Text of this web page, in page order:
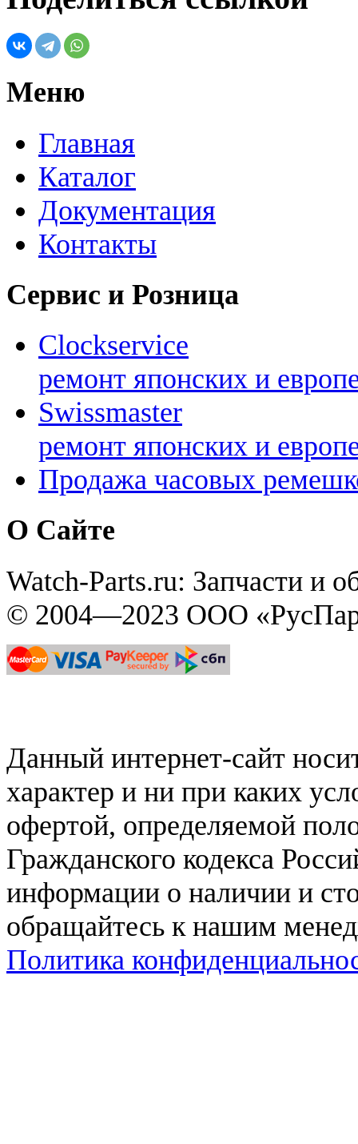
Меню
Главная
Каталог
Документация
Контакты
Сервис и Розница
Clockservice
ремонт японских и
Swissmaster
ремонт японских и
Продажа часовых
О Сайте
Watch-Parts.ru: Запчасти и
© 2004—2023 ООО
Данный интернет-сайт
характер и ни при каких
офертой, определяемой
Гражданского кодекса
информации о наличии и
обращайтесь к нашим
Политика